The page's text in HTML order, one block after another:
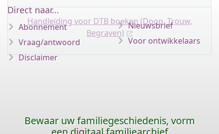
Handleiding voor DTB boeken (Doop, Trouw,
Begraven)
Direct naar...
Abonnement
Vraag/antwoord
Disclaimer
Nieuwsbrief
Voor ontwikkelaars
Bewaar uw familiegeschiedenis, vorm